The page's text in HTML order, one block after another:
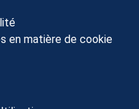
en matière de cookie